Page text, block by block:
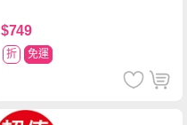
$749
折 免運